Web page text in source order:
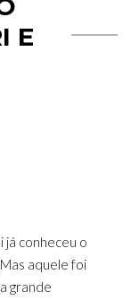
E
já conheceu o
aquele foi
grande